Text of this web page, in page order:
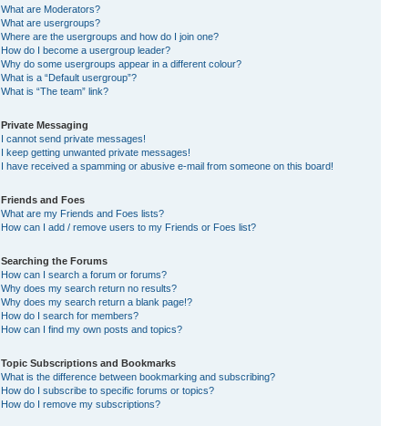
What are Moderators?
What are usergroups?
Where are the usergroups and how do I join one?
How do I become a usergroup leader?
Why do some usergroups appear in a different colour?
What is a “Default usergroup”?
What is “The team” link?
Private Messaging
I cannot send private messages!
I keep getting unwanted private messages!
I have received a spamming or abusive e-mail from someone on this board!
Friends and Foes
What are my Friends and Foes lists?
How can I add / remove users to my Friends or Foes list?
Searching the Forums
How can I search a forum or forums?
Why does my search return no results?
Why does my search return a blank page!?
How do I search for members?
How can I find my own posts and topics?
Topic Subscriptions and Bookmarks
What is the difference between bookmarking and subscribing?
How do I subscribe to specific forums or topics?
How do I remove my subscriptions?